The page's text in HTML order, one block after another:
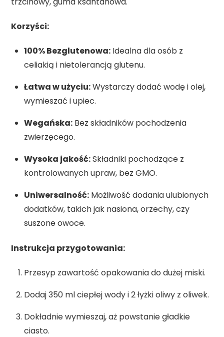
Korzyści:
100% Bezglutenowa: Idealna dla osób z
celiakią i nietolerancją glutenu.
Łatwa w użyciu:Wystarczy dodać wodę i olej,
wymieszać i upiec.
Wegańska: Bez składników pochodzenia
zwierzęcego.
Wysoka jakość:Składniki pochodzące z
kontrolowanych upraw, bez GMO.
Uniwersalność: Możliwość dodania ulubionych
dodatków, takich jak nasiona, orzechy, czy
suszone owoce.
Instrukcja przygotowania:
Przesyp zawartość opakowania do dużej miski.
Dodaj 350 ml ciepłej wody i 2 łyżki oliwy z oliwek.
Dokładnie wymieszaj, aż powstanie gładkie
ciasto.